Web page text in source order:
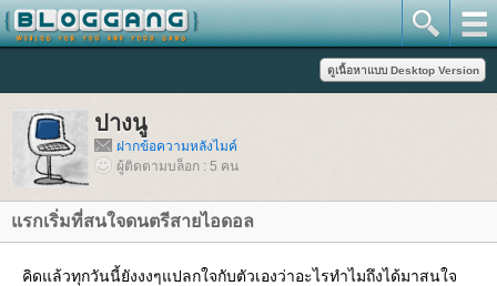
ปางนู
ฝากข้อความหลังไมค์
ผู้ติดตามบล็อก : 5 คน
รกเริ่มที่สนใจดนตรีสายไอดอล
คิดแล้วทุกวันนี้ยังงงๆแปลกใจกับตัวเองว่าอะไรทำไมถึงได้มาสนใจ